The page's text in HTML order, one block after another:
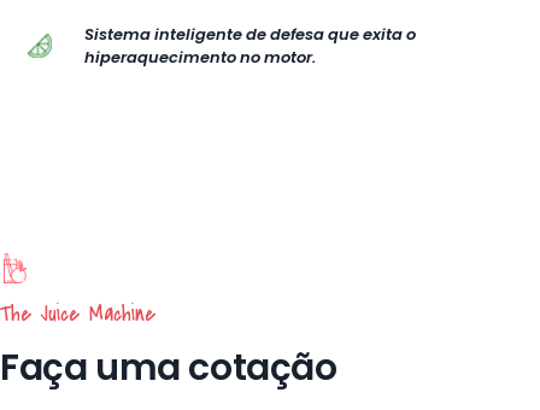
Sistema inteligente de defesa que exita o
hiperaquecimento no motor.
The Juice Machine
Faça uma cotação